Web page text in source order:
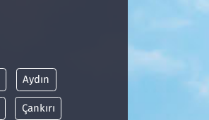
Aydın
Çankırı